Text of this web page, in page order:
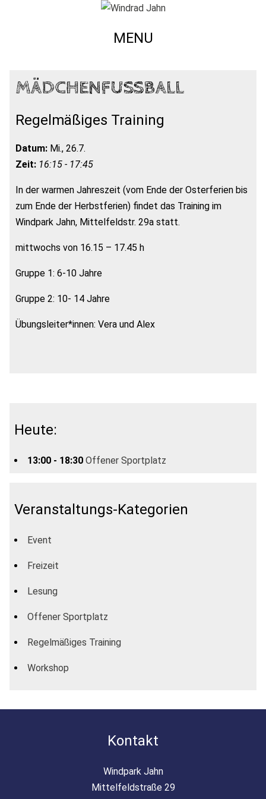
MENU
MÄDCHENFUSSBALL
Regelmäßiges Training
Datum: Mi., 26.7.
Zeit: 16:15 - 17:45
In der warmen Jahreszeit (vom Ende der Osterferien bis
zum Ende der Herbstferien) findet das Training im
Windpark Jahn, Mittelfeldstr. 29a statt.
mittwochs von 16.15 – 17.45 h
Gruppe 1: 6-10 Jahre
Gruppe 2: 10- 14 Jahre
Übungsleiter*innen: Vera und Alex
Heute:
13:00 - 18:30 Offener Sportplatz
Veranstaltungs-Kategorien
Event
Freizeit
Lesung
Offener Sportplatz
Regelmäßiges Training
Workshop
Kontakt
Windpark Jahn
Mittelfeldstraße 29